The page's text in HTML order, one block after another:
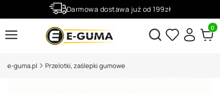
Darmowa dostawa już od 199zł
Rabaty -50% na wybrane produktyOtwórz wyszukiwarkę
e-guma.pl Przelotki, zaślepki gumowe